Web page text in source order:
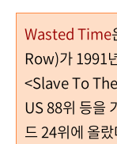
Wasted Time
Row)가 1991
<Slave To
US 88위 등을
드 24위에 올